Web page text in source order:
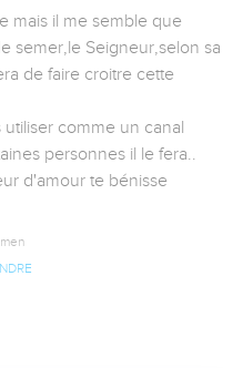
mais il me semble que
semer,le Seigneur,selon sa
de faire croitre cette
comme un canal
personnes il le fera..
d'amour te bénisse